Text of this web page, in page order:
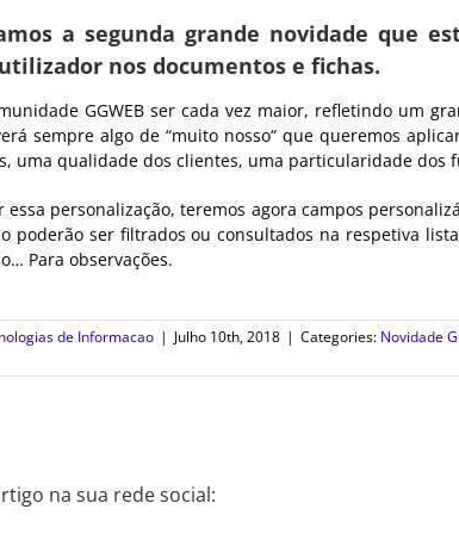
a segunda grande novidade que
nos documentos e fichas.
GGWEB ser cada vez maior, refletindo um
sempre algo de “muito nosso“ que queremos
uma qualidade dos clientes, uma particularidade dos
essa personalização, teremos agora campos
poderão ser filtrados ou consultados na respetiva
Para observações.
de Informacao | Julho 10th, 2018 | Categories: Novidade
na sua rede social: